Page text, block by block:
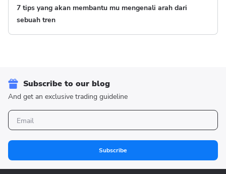
7 tips yang akan membantu mu mengenali arah dari
sebuah tren
Subscribe to our blog
And get an exclusive trading guideline
Subscribe